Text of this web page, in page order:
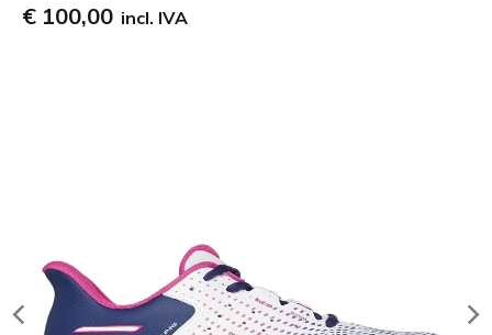
€ 100,00 incl. IVA